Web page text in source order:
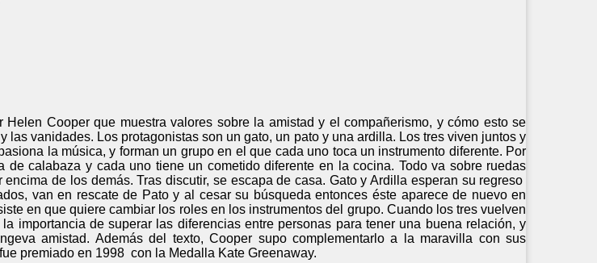
Helen Cooper que muestra valores sobre la amistad y el compañerismo, y cómo esto se
las vanidades. Los protagonistas son un gato, un pato y una ardilla. Los tres viven juntos y
la música, y forman un grupo en el que cada uno toca un instrumento diferente. Por
de calabaza y cada uno tiene un cometido diferente en la cocina. Todo va sobre ruedas
de los demás. Tras discutir, se escapa de casa. Gato y Ardilla esperan su regreso
van en rescate de Pato y al cesar su búsqueda entonces éste aparece de nuevo en
en que quiere cambiar los roles en los instrumentos del grupo. Cuando los tres vuelven
importancia de superar las diferencias entre personas para tener una buena relación, y
amistad. Además del texto, Cooper supo complementarlo a la maravilla con sus
premiado en 1998 con la Medalla Kate Greenaway.